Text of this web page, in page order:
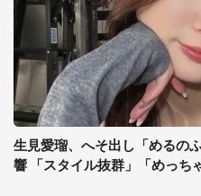
生見愛瑠、へそ出し「めるの
響 「スタイル抜群」「めっち